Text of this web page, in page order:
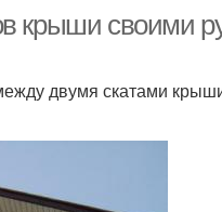
крыши своими
двумя скатами